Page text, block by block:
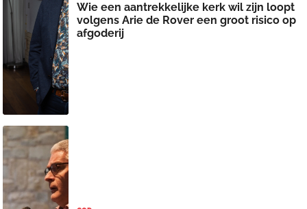
Wie een aantrekkelijke kerk wil zijn loopt
volgens Arie de Rover een groot risico op
afgoderij